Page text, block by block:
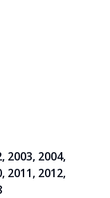
2003, 2004,
2011, 2012,